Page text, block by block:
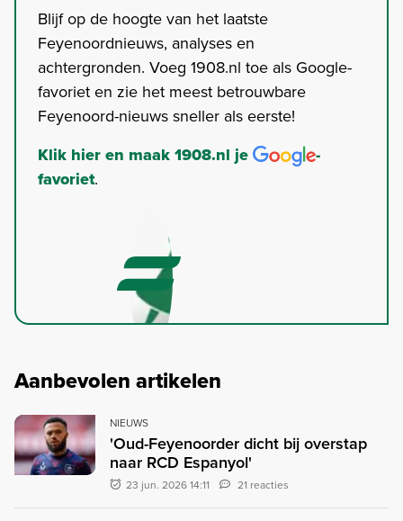
Blijf op de hoogte van het laatste
Feyenoordnieuws, analyses en
achtergronden. Voeg 1908.nl toe als Google-
favoriet en zie het meest betrouwbare
Feyenoord-nieuws sneller als eerste!
Klik hier en maak 1908.nl je
-
favoriet.
Aanbevolen artikelen
NIEUWS
'Oud-Feyenoorder dicht bij overstap
naar RCD Espanyol'
23 jun. 2026 14:11 21 reacties